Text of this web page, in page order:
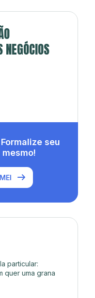
seu
particular:
quer uma grana